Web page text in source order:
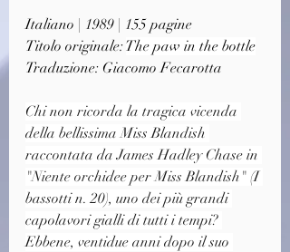
Italiano | 1989 | 155 pagine
Titolo originale: The paw in the bottle
Traduzione: Giacomo Fecarotta
Chi non ricorda la tragica vicenda
della bellissima Miss Blandish
raccontata da James Hadley Chase in
"Niente orchidee per Miss Blandish" (I
bassotti n. 20), uno dei più grandi
capolavori gialli di tutti i tempi?
Ebbene, ventidue anni dopo il suo